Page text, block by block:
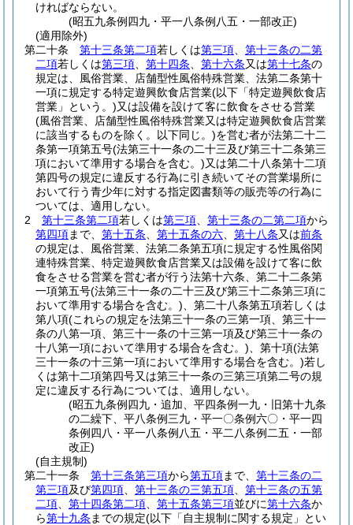
ければならない。
(昭五九条例四九・平一八条例八五・一部改正)
(適用除外)
第二十条
第十三条第二項若しくは第三項
第十三条の二第
二項若しくは第三項 第十四条 第十六条又は第十七条の
規定は、風俗営業、店舗型性風俗特殊営業、法第二条第十
一項に規定する特定遊興飲食店営業(以下「特定遊興飲食店
営業」という。)又は設備を設けて客に飲食をさせる営業
(風俗営業、店舗型性風俗特殊営業又は特定遊興飲食店営業
に該当するものを除く。以下同じ。)を営む者が法第二十二
条第一項第五号(法第三十一条の二十三及び第三十二条第三
項において準用する場合を含む。)又は第二十八条第十二項
第四号の規定に違反する行為に引き続いてその営業場所に
おいて行う青少年に対する指定図書類等の販売等の行為に
ついては、適用しない。
2
第十三条第二項若しくは第三項 第十三条の二第二項から
第四項まで、 第十五条 第十五条の六 第十八条又は前条
の規定は、風俗営業、法第二条第五項に規定する性風俗関
連特殊営業、特定遊興飲食店営業又は設備を設けて客に飲
食をさせる営業を営む者が行う法第十六条、第二十二条第
一項第五号(法第三十一条の二十三及び第三十二条第三項に
おいて準用する場合を含む。) 、第二十八条第五項若しくは
第八項(これらの規定を法第三十一条の三第一項、第三十一
条の八第一項、第三十一条の十三第一項及び第三十一条の
十八第一項において準用する場合を含む。) 、第十項(法第
三十一条の十三第一項において準用する場合を含む。)若し
くは第十二項第四号又は第三十一条の三第三項第二号の規
定に違反する行為については、適用しない。
(昭五九条例四九・追加、平四条例一九・旧第十九条
の二繰下、平八条例三九・平一〇条例六〇・平一四
条例四八・平一八条例八五・平二八条例二五・一部
改正)
(自主規制)
第二十一条
第十三条第三項から第五項まで、 第十三条の二
第三項及び第四項 第十三条の三第五項
第十三条の五第
二項
第十四条第二項 第十五条第三項並びに第十六条か
ら第十九条 までの規定(以下「自主規制に関する規定」とい